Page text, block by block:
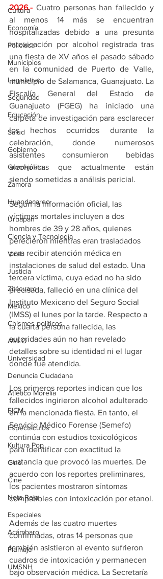
Cultura
Economía
Policíaca
Municipios
Legislativo
Seguridad
Educación
Salud
Gobierno
Guanajuato
Zamora
Huandacareo
Uruapan
Ciencia y Tecnología
Viral
Justicia
Zitácuaro
México
Chismes políticos
AMLO
Universidad
Denuncia Ciudadana
Atlético Morelia
FICM
Espectáculos
Kultura Pop
Cine
Cine
Nota Roja
Especiales
Acámbaro
Plumaje
UMSNH
2026.- Cuatro personas han fallecido y
al menos 14 más se encuentran
hospitalizadas debido a una presunta
intoxicación por alcohol registrada tras
una fiesta de XV años el pasado sábado
en la comunidad de Puerto de Valle,
municipio de Salamanca, Guanajuato. La
Fiscalía General del Estado de
Guanajuato (FGEG) ha iniciado una
carpeta de investigación para esclarecer
los hechos ocurridos durante la
celebración, donde numerosos
asistentes consumieron bebidas
alcohólicas que actualmente están
siendo sometidas a análisis pericial.
Según la información oficial, las
víctimas mortales incluyen a dos
hombres de 39 y 28 años, quienes
perecieron mientras eran trasladados
para recibir atención médica en
instalaciones de salud del estado. Una
tercera víctima, cuya edad no ha sido
precisada, falleció en una clínica del
Instituto Mexicano del Seguro Social
(IMSS) el lunes por la tarde. Respecto a
la cuarta persona fallecida, las
autoridades aún no han revelado
detalles sobre su identidad ni el lugar
donde fue atendida.
Los primeros reportes indican que los
fallecidos ingirieron alcohol adulterado
en la mencionada fiesta. En tanto, el
Servicio Médico Forense (Semefo)
continúa con estudios toxicológicos
para identificar con exactitud la
sustancia que provocó las muertes. De
acuerdo con los reportes preliminares,
los pacientes mostraron síntomas
compatibles con intoxicación por etanol.
Además de las cuatro muertes
confirmadas, otras 14 personas que
también asistieron al evento sufrieron
cuadros de intoxicación y permanecen
bajo observación médica. La Secretaría